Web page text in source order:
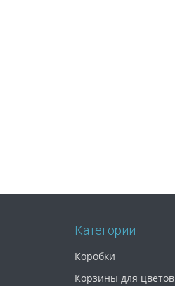
Категории
Коробки
Корзины для цветов